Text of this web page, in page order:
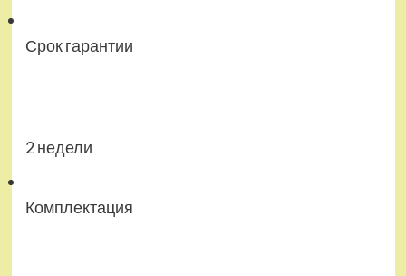
Срок гарантии
2 недели
Комплектация